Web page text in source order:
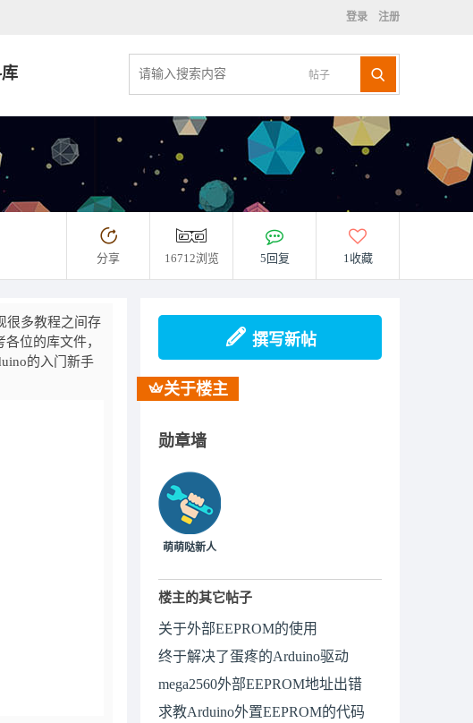
登录 注册
帖子
分享 16712浏览 5回复 1收藏
很多教程之间存
位的库文件，
的入门新手
撰写新帖
关于楼主
勋章墙
萌萌哒新人
楼主的其它帖子
关于外部EEPROM的使用
终于解决了蛋疼的Arduino驱动
mega2560外部EEPROM地址出错
求教Arduino外置EEPROM的代码